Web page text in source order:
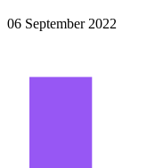
06 September 2022